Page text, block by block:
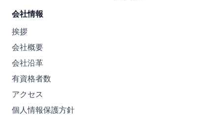
会社情報
挨拶
会社概要
会社沿革
有資格者数
アクセス
個人情報保護方針